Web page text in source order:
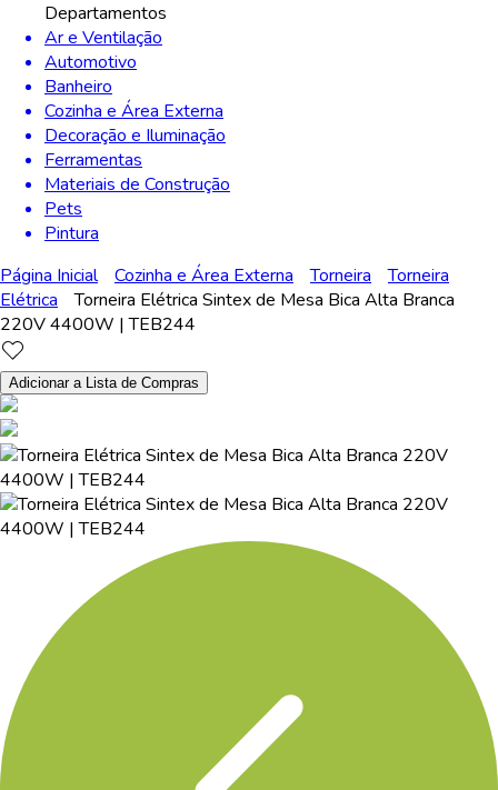
Departamentos
Ar e Ventilação
Automotivo
Banheiro
Cozinha e Área Externa
Decoração e Iluminação
Ferramentas
Materiais de Construção
Pets
Pintura
Página Inicial
Cozinha e Área Externa Torneira
Torneira
Elétrica
Torneira Elétrica Sintex de Mesa Bica Alta Branca
220V 4400W | TEB244
Adicionar a Lista de Compras